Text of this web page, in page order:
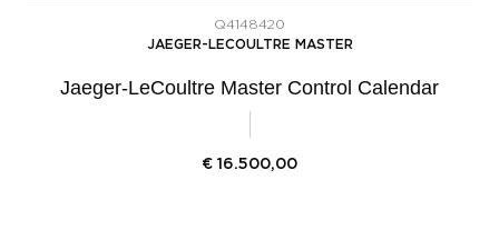
Q4148420
JAEGER-LECOULTRE MASTER
Jaeger-LeCoultre Master Control Calendar
€ 16.500,00